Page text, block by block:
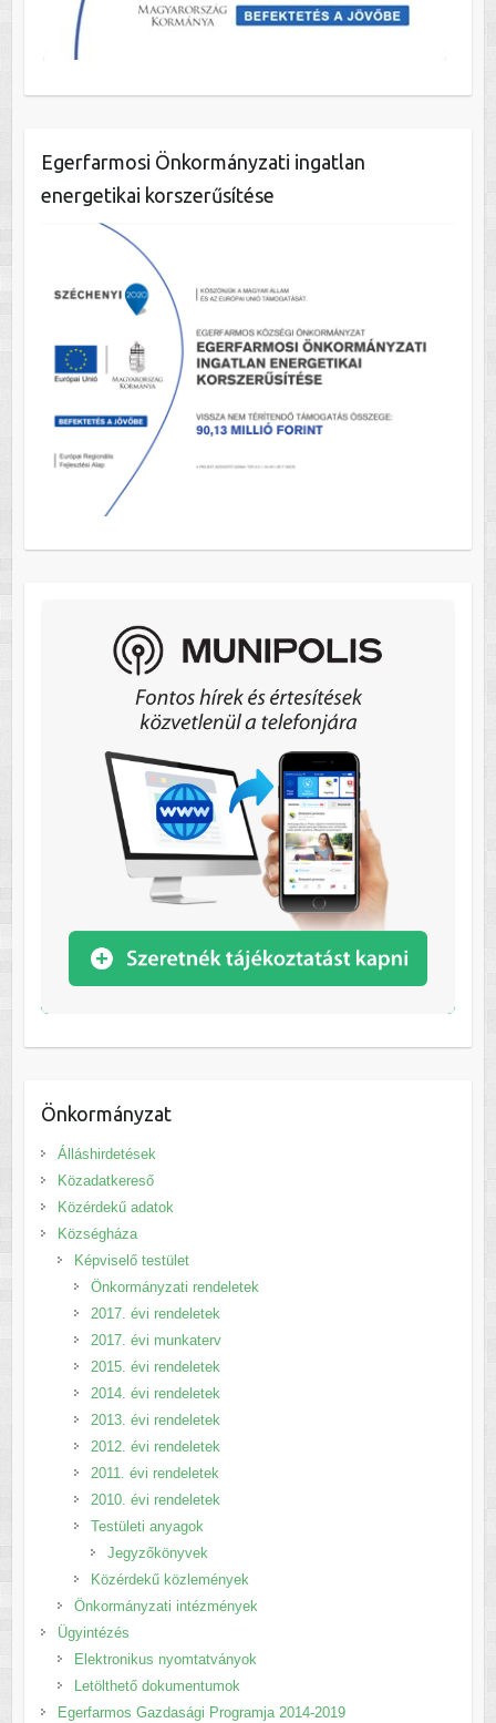
Egerfarmosi Önkormányzati ingatlan
energetikai korszerűsítése
Önkormányzat
Álláshirdetések
Közadatkereső
Közérdekű adatok
Községháza
Képviselő testület
Önkormányzati rendeletek
2017. évi rendeletek
2017. évi munkaterv
2015. évi rendeletek
2014. évi rendeletek
2013. évi rendeletek
2012. évi rendeletek
2011. évi rendeletek
2010. évi rendeletek
Testületi anyagok
Jegyzőkönyvek
Közérdekű közlemények
Önkormányzati intézmények
Ügyintézés
Elektronikus nyomtatványok
Letölthető dokumentumok
Egerfarmos Gazdasági Programja 2014-2019